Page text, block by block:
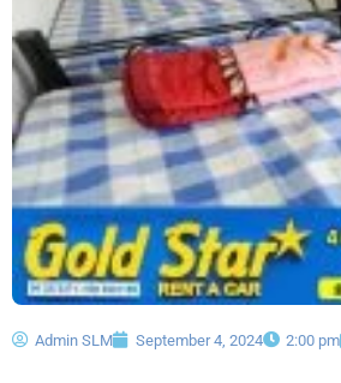
Admin SLM September 4, 2024 2:00 pm